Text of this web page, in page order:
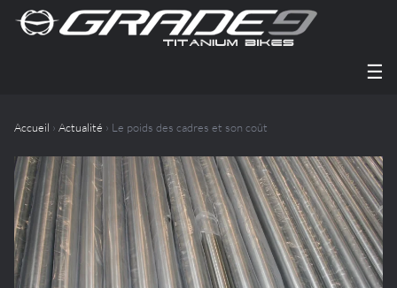
☰
Accueil › Actualité › Le poids des cadres et son coût